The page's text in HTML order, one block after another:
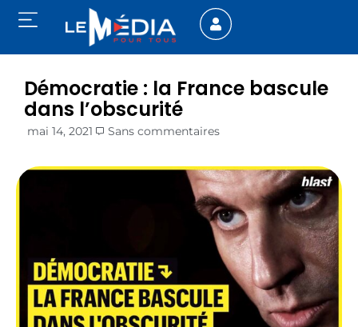
Démocratie : la France bascule
dans l’obscurité
mai 14, 2021 Sans commentaires